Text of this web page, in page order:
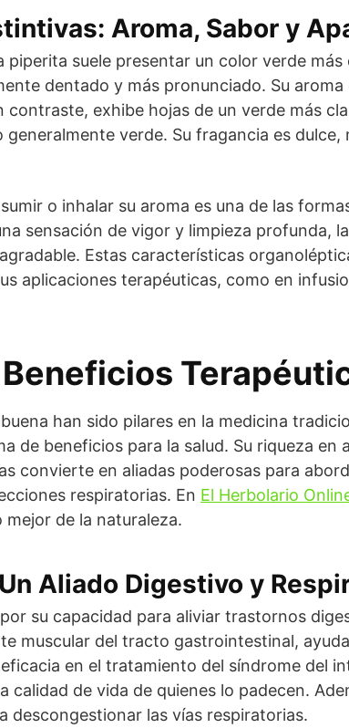
Aroma, Sabor y
piperita suele presentar un color verde
dentado y más pronunciado. Su
contraste, exhibe hojas de un verde más
verde. Su fragancia es
o inhalar su aroma es una de las
sensación de vigor y limpieza profunda,
Estas características
aplicaciones terapéuticas, como en
han sido pilares en la medicina
de beneficios para la salud. Su riqueza en
convierte en aliadas poderosas para
respiratorias. En El Herbolario
de la naturaleza.
Aliado Digestivo y
su capacidad para aliviar trastornos
muscular del tracto gastrointestinal,
en el tratamiento del síndrome del
calidad de vida de quienes lo padecen.
descongestionar las vías respiratorias.